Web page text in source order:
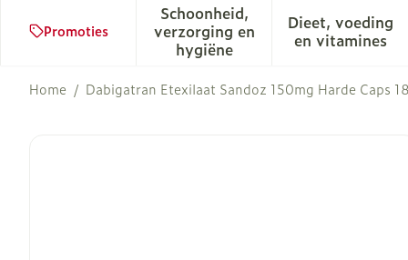
Promoties
Schoonheid,
verzorging en
hygiëne
Toon submenu voor
Dieet, voeding
en vitamines
Toon
Home / Dabigatran Etexilaat Sandoz 150mg Harde Caps
Dabigatran Etexilaat